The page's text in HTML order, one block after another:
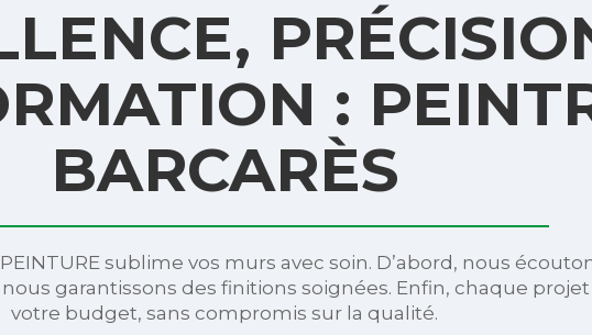
:
BARCARÈS
sublime vos murs avec soin. D’abord, nous
garantissons des finitions soignées. Enfin, chaque
votre budget, sans compromis sur la qualité.